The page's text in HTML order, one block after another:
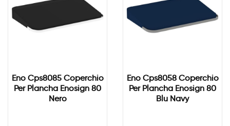
Eno Cps8085 Coperchio
Per Plancha Enosign 80
Nero
Eno Cps8058 Coperchio
Per Plancha Enosign 80
Blu Navy